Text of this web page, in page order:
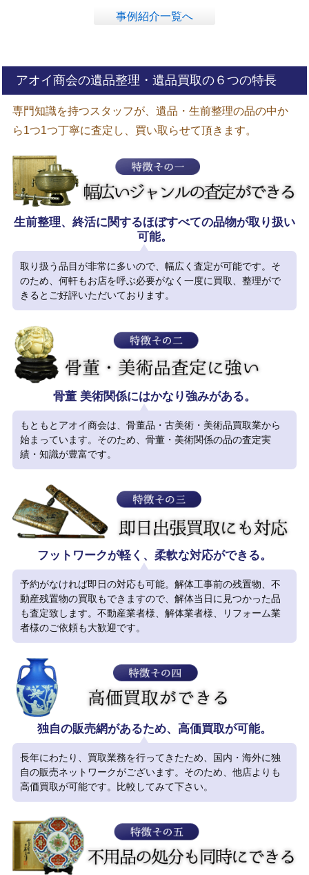
事例紹介一覧へ
アオイ商会の遺品整理・遺品買取の６つの特長
専門知識を持つスタッフが、遺品・生前整理の品の中か
ら1つ1つ丁寧に査定し、買い取らせて頂きます。
生前整理、終活に関するほぼすべての品物が取り扱い
可能。
取り扱う品目が非常に多いので、幅広く査定が可能です。そ
のため、何軒もお店を呼ぶ必要がなく一度に買取、整理がで
きるとご好評いただいております。
骨董 美術関係にはかなり強みがある。
もともとアオイ商会は、骨董品・古美術・美術品買取業から
始まっています。そのため、骨董・美術関係の品の査定実
績・知識が豊富です。
フットワークが軽く、柔軟な対応ができる。
予約がなければ即日の対応も可能。解体工事前の残置物、不
動産残置物の買取もできますので、解体当日に見つかった品
も査定致します。不動産業者様、解体業者様、リフォーム業
者様のご依頼も大歓迎です。
独自の販売網があるため、高価買取が可能。
長年にわたり、買取業務を行ってきたため、国内・海外に独
自の販売ネットワークがございます。そのため、他店よりも
高価買取が可能です。比較してみて下さい。